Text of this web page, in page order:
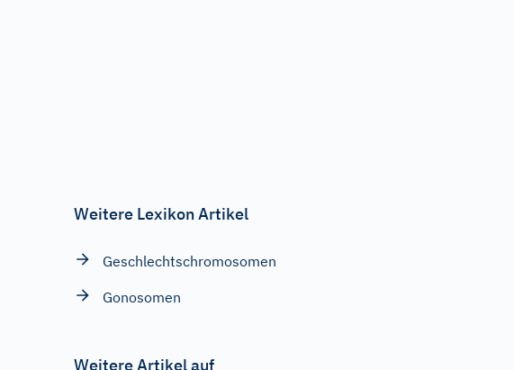
Weitere Lexikon Artikel
Geschlechtschromosomen
Gonosomen
Weitere Artikel auf